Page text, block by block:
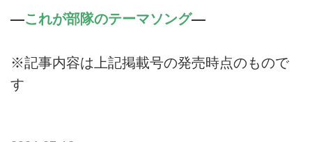
―これが部隊のテーマソング―
※記事内容は上記掲載号の発売時点のもので
す